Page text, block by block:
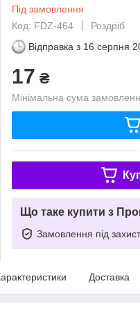
Під замовлення
Код: FDZ-464
Роздріб
Відправка з 16 серпня
17 ₴
Мінімальна сума
Що таке купити з
Замовлення під
Доставка